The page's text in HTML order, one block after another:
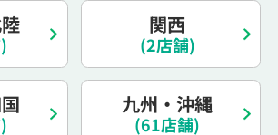
関西
(2店舗)
九州・沖縄
(61店舗)